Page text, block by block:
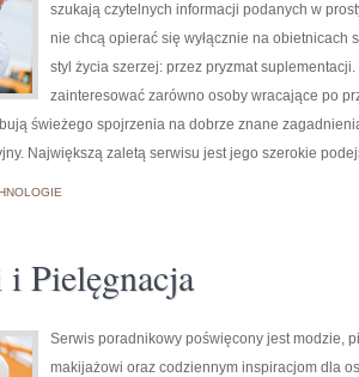
szukają czytelnych informacji podanych w
nie chcą opierać się wyłącznie na obietnicach
styl życia szerzej: przez pryzmat
zainteresować zarówno osoby wracające po
świeżego spojrzenia na dobrze znane
Największą zaletą serwisu jest jego szerokie
Pielęgnacja
Serwis poradnikowy poświęcony jest modzie,
makijażowi oraz codziennym inspiracjom dla